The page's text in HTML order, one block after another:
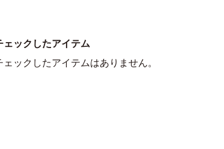
ェックしたアイテム
ェックしたアイテムはありません。